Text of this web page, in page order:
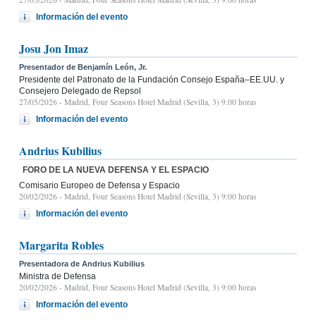
Información del evento
Josu Jon Imaz
Presentador de Benjamín León, Jr.
Presidente del Patronato de la Fundación Consejo España–EE.UU. y
Consejero Delegado de Repsol
27/05/2026 - Madrid, Four Seasons Hotel Madrid (Sevilla, 3) 9.00 horas
Información del evento
Andrius Kubilius
FORO DE LA NUEVA DEFENSA Y EL ESPACIO
Comisario Europeo de Defensa y Espacio
20/02/2026 - Madrid, Four Seasons Hotel Madrid (Sevilla, 3) 9:00 horas
Información del evento
Margarita Robles
Presentadora de Andrius Kubilius
Ministra de Defensa
20/02/2026 - Madrid, Four Seasons Hotel Madrid (Sevilla, 3) 9:00 horas
Información del evento